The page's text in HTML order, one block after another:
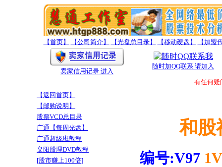
【首页】 【公司简介】 【光盘总目录】 【移动硬盘】 【加盟
卖家信用记录.进入
随时加QQ联系 请加入
有任何疑
【返回首页】
【邮购说明】
股票VCD总目录
广通【每周光盘】
广通超级班教程
义阳股理DVD教程
[股市赚上100倍]
和股
编号:V97